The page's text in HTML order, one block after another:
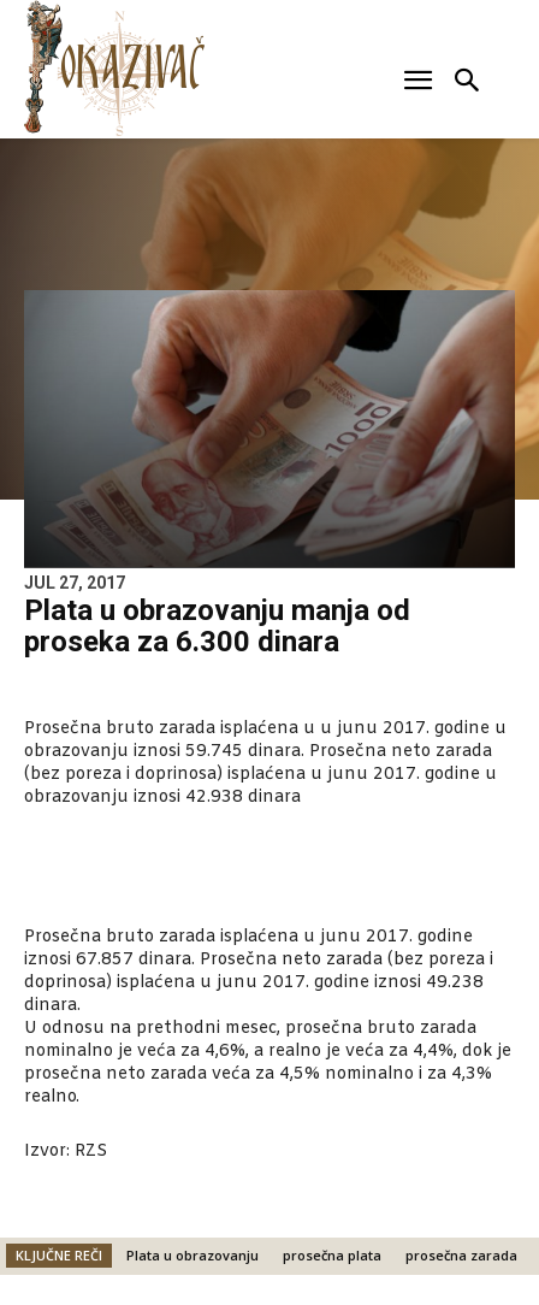
JUL 27, 2017
Plata u obrazovanju manja od
proseka za 6.300 dinara
Prosečna bruto zarada isplaćena u u junu 2017. godine u
obrazovanju iznosi 59.745 dinara. Prosečna neto zarada
(bez poreza i doprinosa) isplaćena u junu 2017. godine u
obrazovanju iznosi 42.938 dinara
Prosečna bruto zarada isplaćena u junu 2017. godine
iznosi 67.857 dinara. Prosečna neto zarada (bez poreza i
doprinosa) isplaćena u junu 2017. godine iznosi 49.238
dinara.
U odnosu na prethodni mesec, prosečna bruto zarada
nominalno je veća za 4,6%, a realno je veća za 4,4%, dok je
prosečna neto zarada veća za 4,5% nominalno i za 4,3%
realno.
Izvor: RZS
KLJUČNE REČI Plata u obrazovanju prosečna plata prosečna zarada